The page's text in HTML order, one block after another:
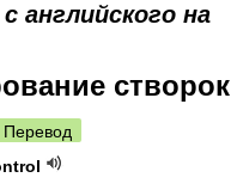
с английского на
Перевод